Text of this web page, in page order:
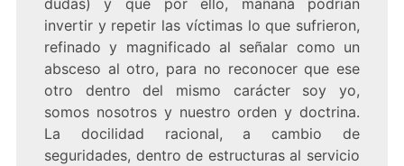
dudas) y que por ello, mañana podrían
invertir y repetir las víctimas lo que sufrieron,
refinado y magnificado al señalar como un
absceso al otro, para no reconocer que ese
otro dentro del mismo carácter soy yo,
somos nosotros y nuestro orden y doctrina.
La docilidad racional, a cambio de
seguridades, dentro de estructuras al servicio